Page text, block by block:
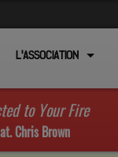
L'ASSOCIATION
to Your Fire
Chris Brown